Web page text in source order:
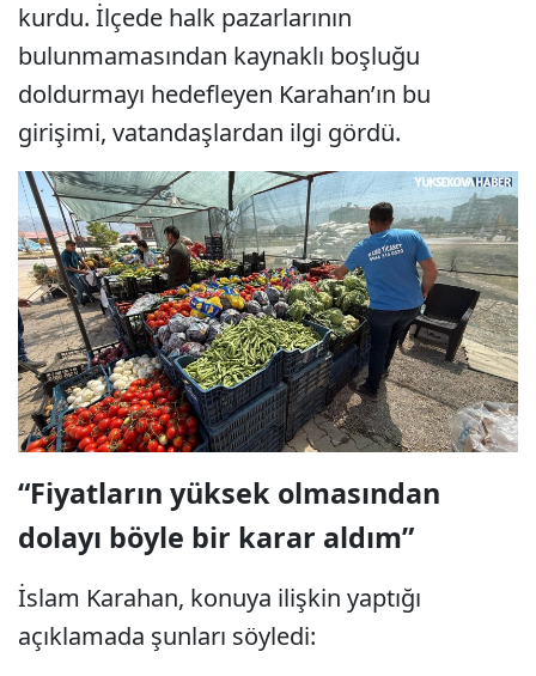
kurdu. İlçede halk pazarlarının
bulunmamasından kaynaklı boşluğu
doldurmayı hedefleyen Karahan’ın bu
girişimi, vatandaşlardan ilgi gördü.
“Fiyatların yüksek olmasından
dolayı böyle bir karar aldım”
İslam Karahan, konuya ilişkin yaptığı
açıklamada şunları söyledi: